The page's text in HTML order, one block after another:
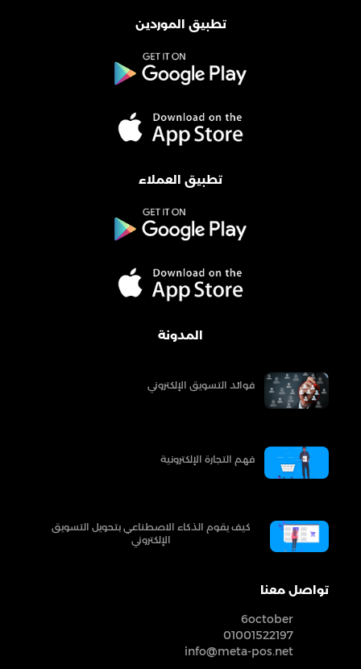
تطبيق الموردين
تطبيق العملاء
المدونة
فوائد التسويق الإلكتروني
فهم التجارة الإلكترونية
كيف يقوم الذكاء الاصطناعي بتحويل التسويق
الإلكتروني
تواصل معنا
6october
01001522197
info@meta-pos.net